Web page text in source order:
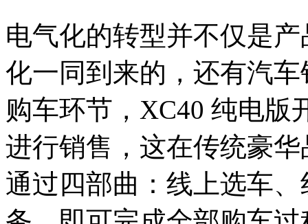
电气化的转型并不仅是
化一同到来的，还有汽
购车环节，XC40 纯电版
进行销售，这在传统豪
通过四部曲：线上选车